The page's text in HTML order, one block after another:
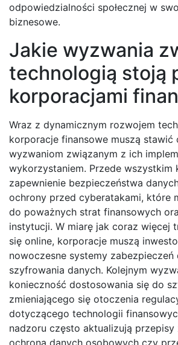
odpowiedzialności społecznej w
biznesowe.
Jakie wyzwania
technologią stoją
korporacjami
Wraz z dynamicznym rozwojem
korporacje finansowe muszą stawić
wyzwaniom związanym z ich
wykorzystaniem. Przede wszystkim
zapewnienie bezpieczeństwa
ochrony przed cyberatakami, które
do poważnych strat finansowych
instytucji. W miarę jak coraz więcej
się online, korporacje muszą
nowoczesne systemy
szyfrowania danych. Kolejnym
konieczność dostosowania się do
zmieniającego się otoczenia
dotyczącego technologii
nadzoru często aktualizują przepisy